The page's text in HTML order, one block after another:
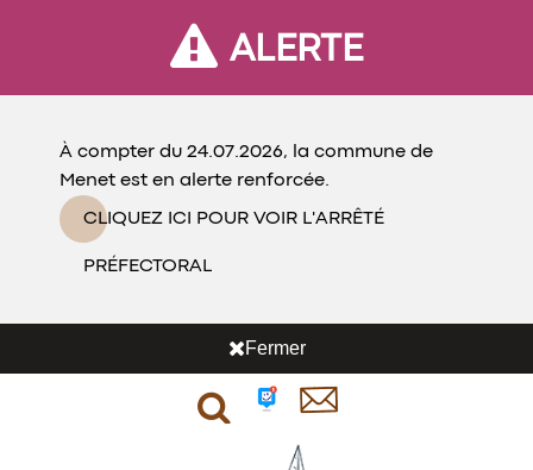
ALERTE
À compter du 24.07.2026, la commune de
Menet est en alerte renforcée.
CLIQUEZ ICI POUR VOIR L'ARRÊTÉ
PRÉFECTORAL
Fermer